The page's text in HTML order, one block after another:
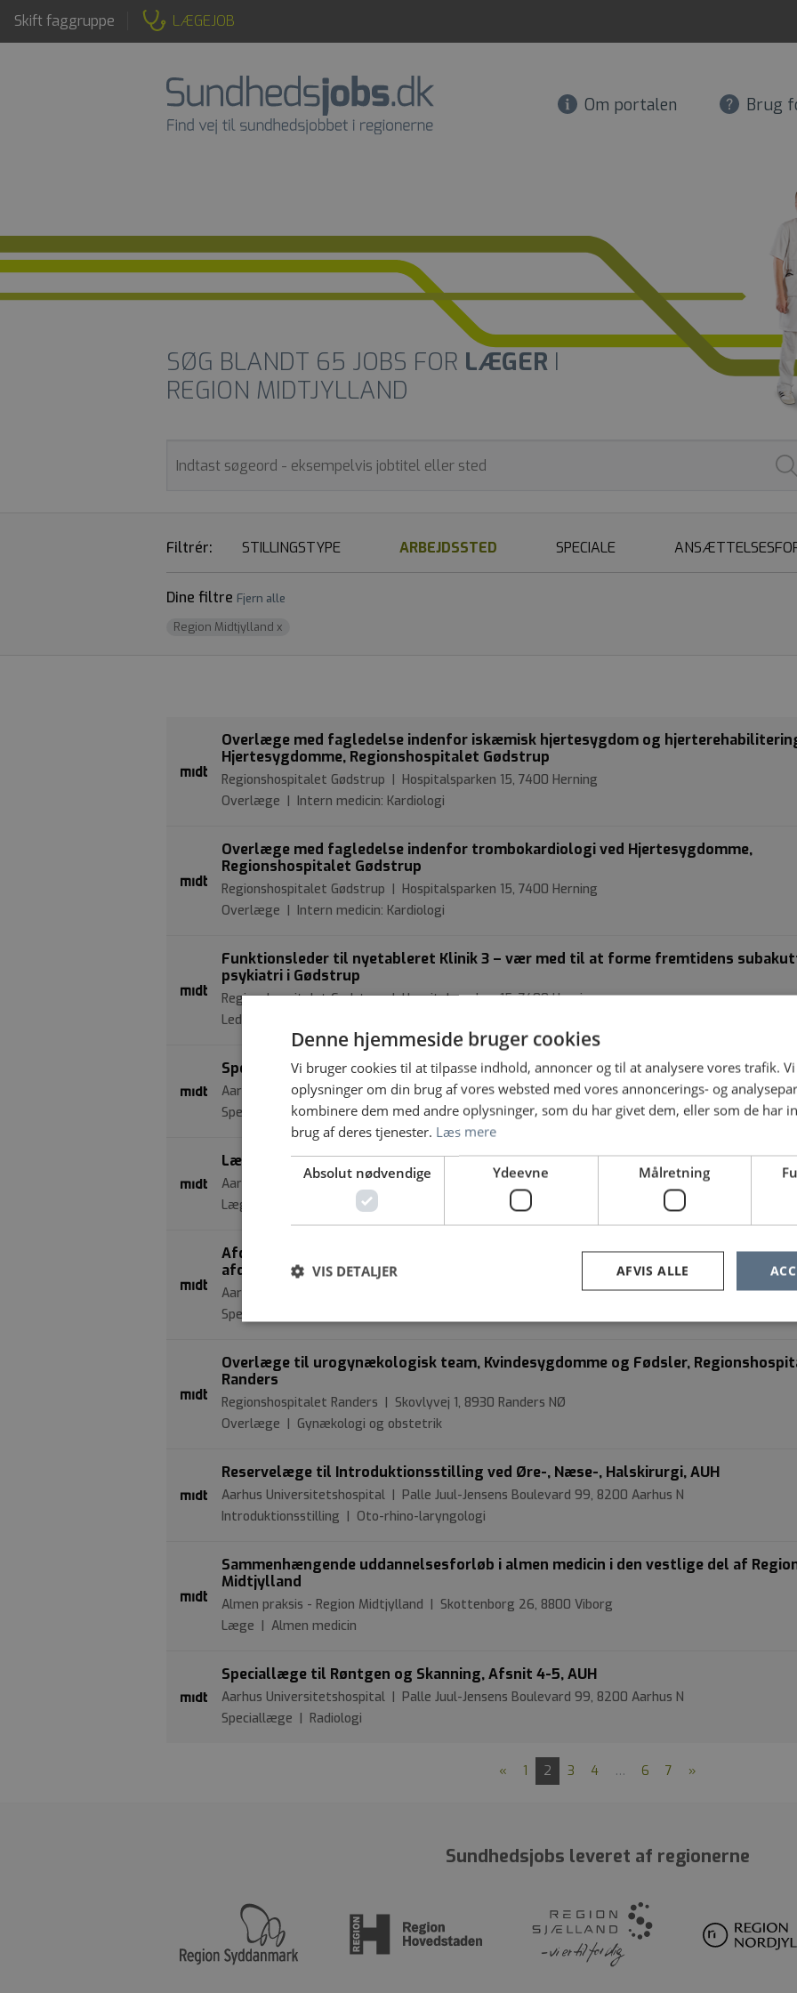
Skift faggruppe LÆGEJOB
Om portalen Brug
SØG BLANDT 65 JOBS FOR LÆGER I
REGION MIDTJYLLAND
Filtrér: STILLINGSTYPE ARBEJDSSTED SPECIALE
Dine filtre Fjern alle
Region Midtjyllandx
Overlæge med fagledelse indenfor iskæmisk hjertesygdom og
Hjertesygdomme, Regionshospitalet Gødstrup
Regionshospitalet Gødstrup | Hospitalsparken 15, 7400 Herning
Overlæge | Intern medicin: Kardiologi
Overlæge med fagledelse indenfor trombokardiologi ved Hjertesygdomme,
Regionshospitalet Gødstrup
Regionshospitalet Gødstrup | Hospitalsparken 15, 7400 Herning
Overlæge | Intern medicin: Kardiologi
Funktionsleder til nyetableret Klinik 3 – vær med til at forme fremtidens
psykiatri i Gødstrup
Regionshospitalet Gødstrup | Hospitalsparken 15, 7400 Herning
Leder | Psykiatri
Speciallæge til klapteamet i Fagligt fællesskab Strukturel, Hjertesygdomme,
Aarhus Universitetshospital | Palle Juul-Jensens Boulevard 99, 8200 Aarhus N
Speciallæge | Intern medicin: Kardiologi
Læge på Blodsygdomme, Aarhus Universitetshospital
Aarhus Universitetshospital | Palle Juul-Jensens Boulevard 99, 8200 Aarhus N
Læge | Intern medicin: Hæmatologi
Afdelingslæge søges til Sengeafsnit 2/4 for unge, Børne- og ungdomspsykiatrisk
afdeling, AUH
Aarhus Universitetshospital | Palle Juul-Jensens Boulevard, 175, 8200 Aarhus
Speciallæge | Børne- og ungdomspsykiatri
Overlæge til urogynækologisk team, Kvindesygdomme og Fødsler,
Randers
Regionshospitalet Randers | Skovlyvej 1, 8930 Randers NØ
Overlæge | Gynækologi og obstetrik
Reservelæge til Introduktionsstilling ved Øre-, Næse-, Halskirurgi, AUH
Aarhus Universitetshospital | Palle Juul-Jensens Boulevard 99, 8200 Aarhus N
Introduktionsstilling | Oto-rhino-laryngologi
Sammenhængende uddannelsesforløb i almen medicin i den vestlige del af
Midtjylland
Almen praksis - Region Midtjylland | Skottenborg 26, 8800 Viborg
Læge | Almen medicin
Speciallæge til Røntgen og Skanning, Afsnit 4-5, AUH
Aarhus Universitetshospital | Palle Juul-Jensens Boulevard 99, 8200 Aarhus N
Speciallæge | Radiologi
« 1 2 3 4 … 6 7 »
Sundhedsjobs leveret af regionerne
Denne hjemmeside bruger cookies
Vi bruger cookies til at tilpasse indhold, annoncer og til at analysere vores trafik.
oplysninger om din brug af vores websted med vores annoncerings- og
kombinere dem med andre oplysninger, som du har givet dem, eller som de har
brug af deres tjenester. Læs mere
Absolut nødvendige Ydeevne Målretning
AFVIS ALLE
VIS DETALJER